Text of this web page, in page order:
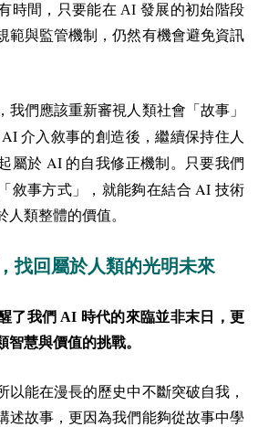
時間，只要能在 AI 發展的初始階段
範與監管機制，仍然有機會避免資訊
我們應該重新審視人類社會「故事」
AI 介入敘事的創造後，繼續保持住人
屬於 AI 的自我修正機制。只要我們
敘事方式」，就能夠在結合 AI 技術
類整體的價值。
找回屬於人類的光明未來
了我們 AI 時代的來臨並非末日，更
慧與價值的挑戰。
以能在漫長的歷史中不斷突破自我，
述故事，更因為我們能夠從故事中學